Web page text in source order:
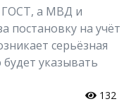
ГОСТ, а МВД и
постановку на учёт
серьёзная
указывать
132